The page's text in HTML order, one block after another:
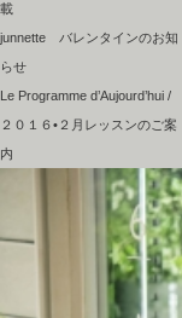
載
junnette バレンタインのお知
らせ
Le Programme d’Aujourd’hui /
２０１６•２月レッスンのご案
内